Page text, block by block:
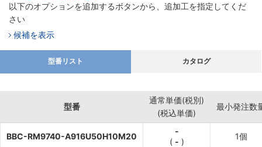
以下のオプションを追加するボタンから、追加工を指定してくだ
さい
候補を表示
型番リスト カタログ
型番
通常単価(税別)
(税込単価)
最小発注数
BBC-RM9740-A916U50H10M20
-
( - )
1個